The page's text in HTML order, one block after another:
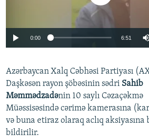
Auto 240p 360p
720p 1080p
0:00 6:51
Azərbaycan Xalq Cəbhəsi Partiyası
Daşkəsən rayon şöbəsinin sədri Sahib
Məmmədzadənin 10 saylı Cəzaçəkmə
Müəssisəsində cərimə kamerasına
və buna etiraz olaraq aclıq aksiyasına
bildirilir.